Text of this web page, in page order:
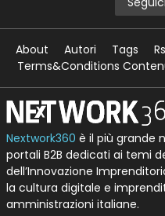
About Autori Tags
Terms&Conditions
Nextwork360 è il più grande
portali B2B dedicati ai temi
dell’Innovazione
la cultura digitale e
amministrazioni italiane.